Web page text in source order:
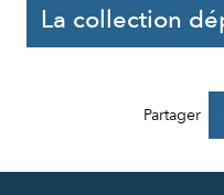
La collection
Partager